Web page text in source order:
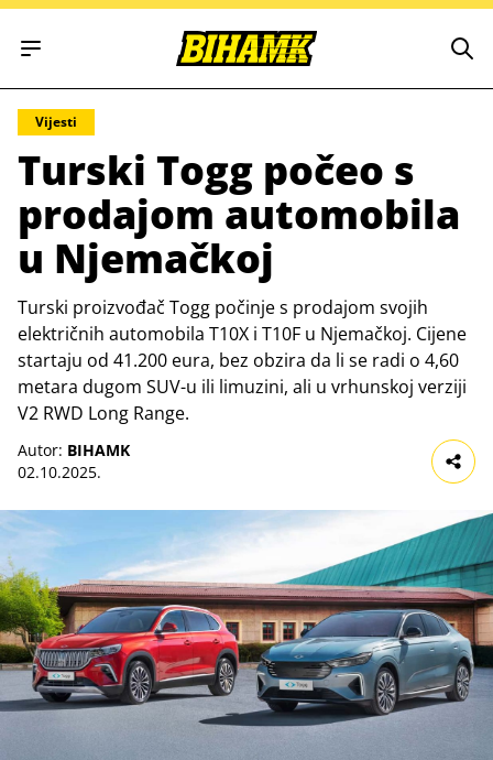
Open main menu
Vijesti
Turski Togg počeo s
prodajom automobila
u Njemačkoj
Turski proizvođač Togg počinje s prodajom svojih
električnih automobila T10X i T10F u Njemačkoj. Cijene
startaju od 41.200 eura, bez obzira da li se radi o 4,60
metara dugom SUV-u ili limuzini, ali u vrhunskoj verziji
V2 RWD Long Range.
Autor: BIHAMK
02.10.2025.